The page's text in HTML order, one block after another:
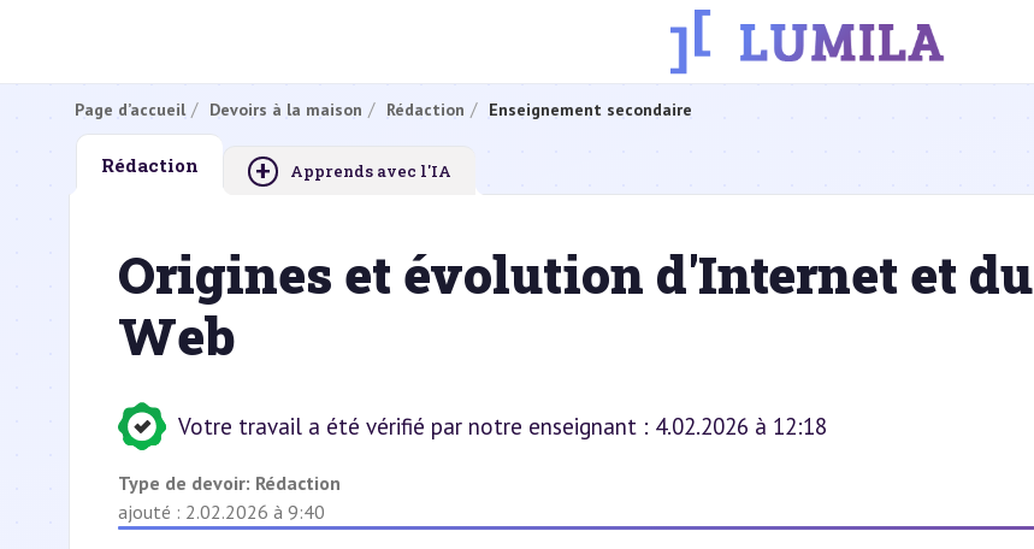
Page d’accueil Devoirs à la maison Rédaction Enseignement secondaire
Rédaction + Apprends avec l'IA
Origines et évolution d'Internet et du
Web
Votre travail a été vérifié par notre enseignant : 4.02.2026 à 12:18
Type de devoir: Rédaction
ajouté : 2.02.2026 à 9:40